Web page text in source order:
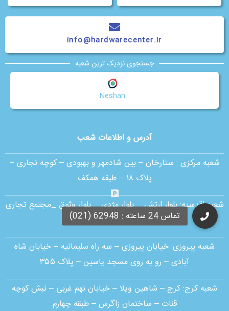
آدرس و اطلاعات شعب
شعبه مرکزی : ستارخان – بین شادمهر و بهبودی – کوچه نجاری –
پلاک ۱۸ – طبقه همکف
شعبه اقدسیه:بلوار ارتش _ بلوار مژدی _ بلوار وثوق _مجتمع تجاری
آمال _ طبقه G1 _ واحد 30
شعبه پیروزی: خیابان پیروزی – سه راه سلیمانیه – خیابان شاه
آبادی – رو به روی مسجد یاسین – پلاک ۳۵۵
شعبه کرج:کرج – شاهین ویلا – خیابان نهم غربی – نبش کوچه
قنات – ساختمان زاگرس – طبقه چهارم
info@hardwarecenter.ir
جستجوی نزدیک ترین شعبه
Neshan